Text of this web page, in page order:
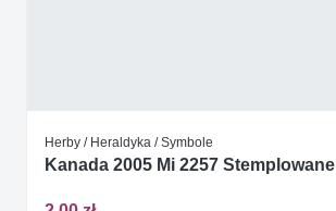
Herby / Heraldyka / Symbole
Kanada 2005 Mi 2257 Stemplowane